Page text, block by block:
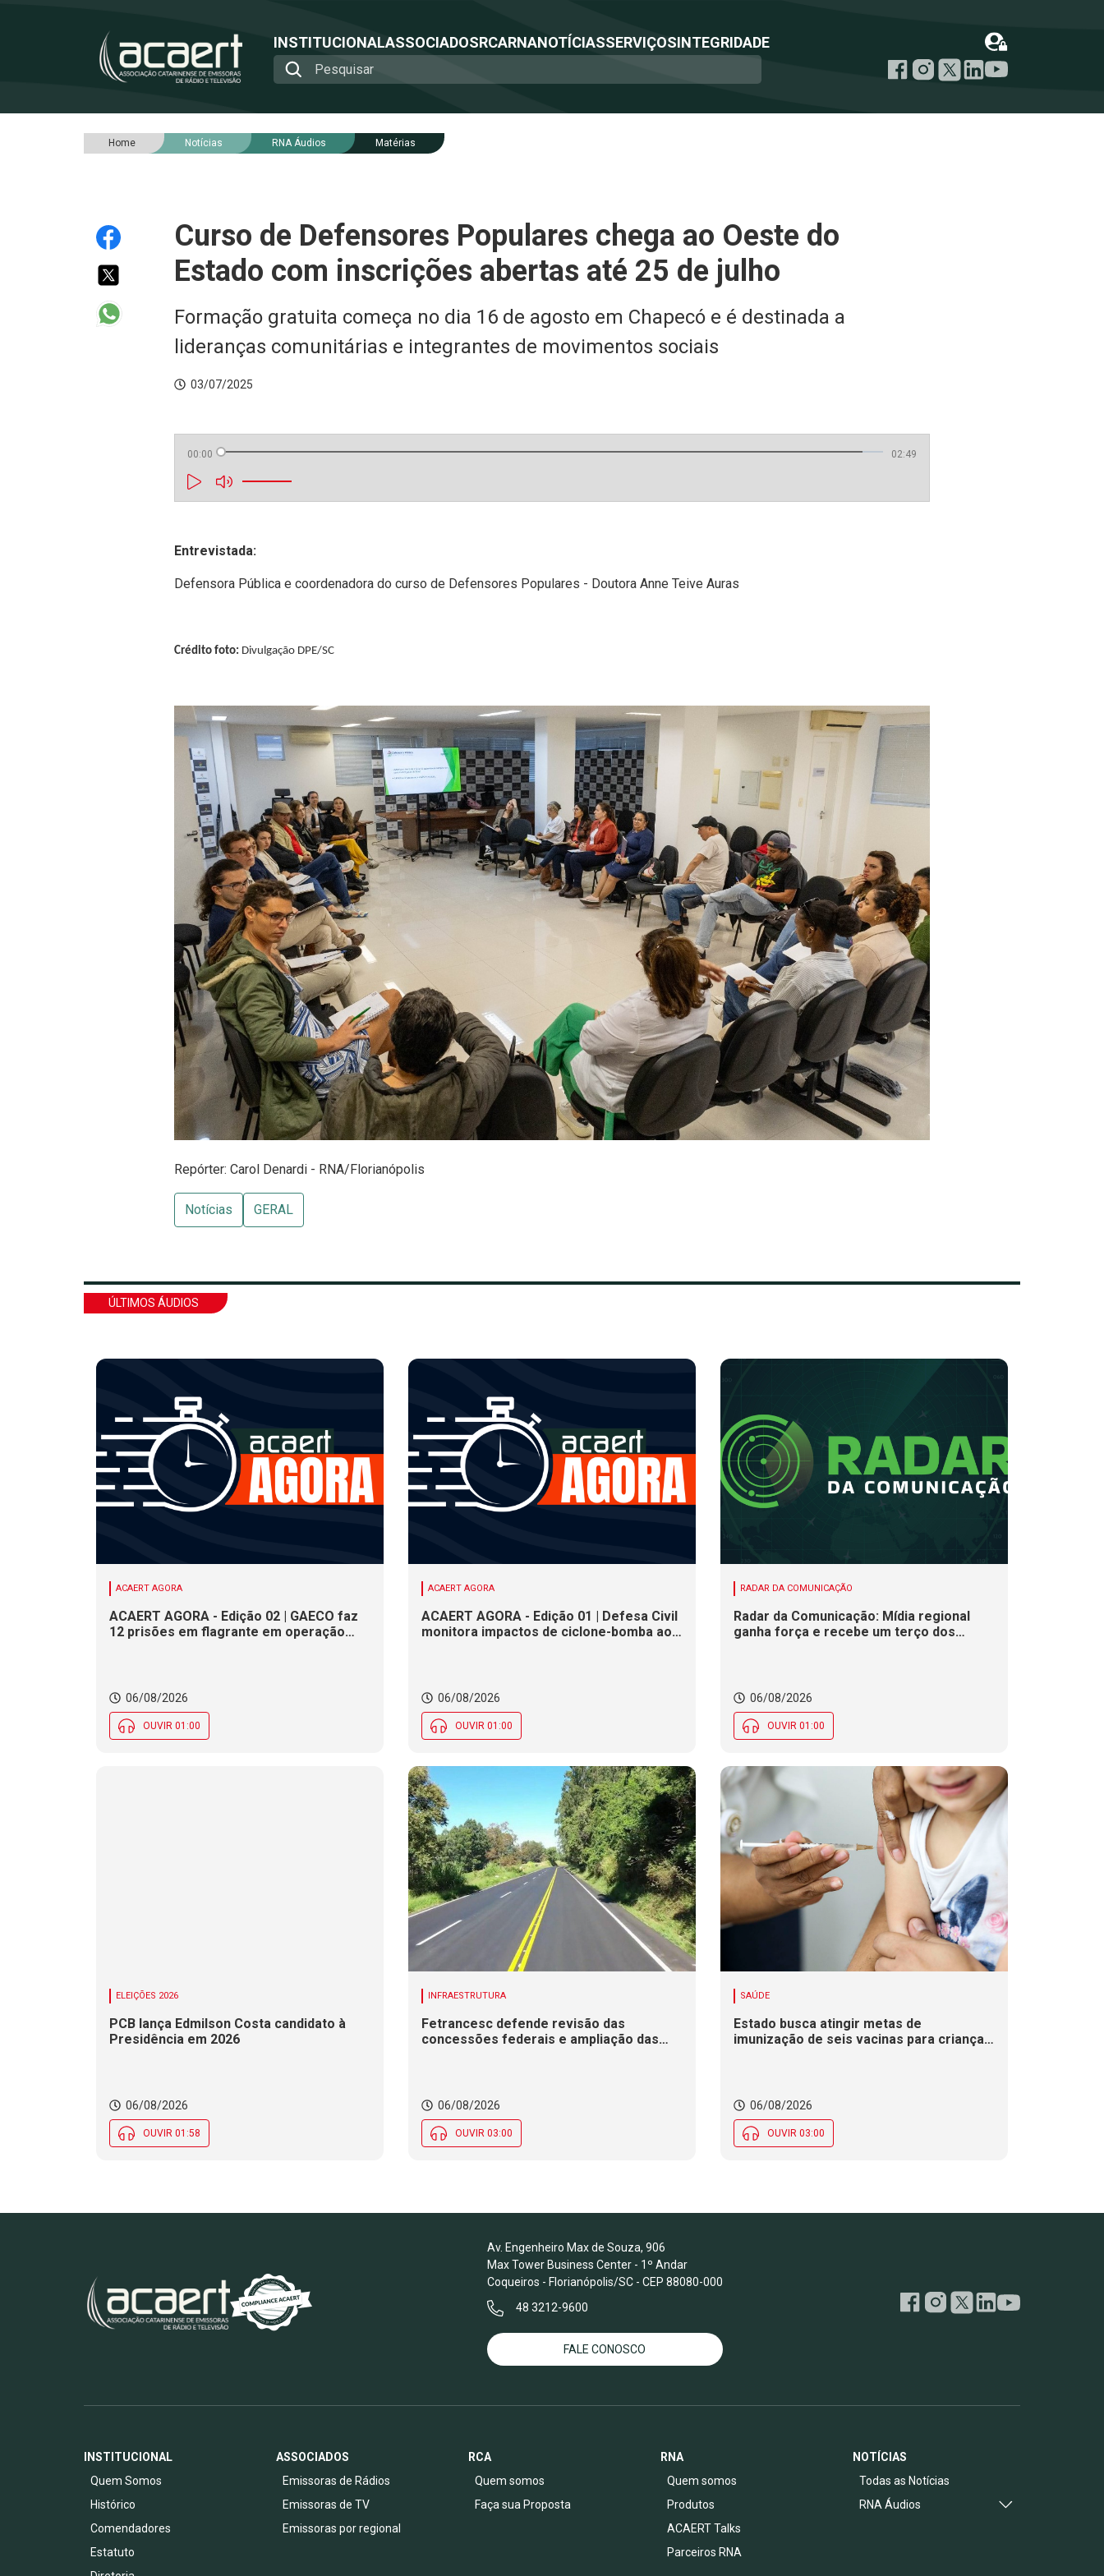
INSTITUCIONALASSOCIADOSRCARNANOTÍCIASSERVIÇOSINTEGRIDADE
Home Notícias RNA Áudios Matérias
Curso de Defensores Populares chega ao Oeste do
Estado com inscrições abertas até 25 de julho
Formação gratuita começa no dia 16 de agosto em Chapecó e é destinada a
lideranças comunitárias e integrantes de movimentos sociais
03/07/2025
00:00 02:49
Entrevistada:
Defensora Pública e coordenadora do curso de Defensores Populares - Doutora Anne Teive Auras
Crédito foto: Divulgação DPE/SC
Repórter: Carol Denardi - RNA/Florianópolis
Notícias GERAL
ÚLTIMOS ÁUDIOS
ACAERT AGORA
ACAERT AGORA - Edição 02 | GAECO faz
12 prisões em flagrante em operação
Evento debate tendências da indústria
nacional de cerâmica em SC
06/08/2026
OUVIR 01:00
ACAERT AGORA
ACAERT AGORA - Edição 01 | Defesa Civil
monitora impactos de ciclone-bomba ao
encerra inscrições para processo
seletivo nesta quinta (6)
06/08/2026
OUVIR 01:00
RADAR DA COMUNICAÇÃO
Radar da Comunicação: Mídia regional
ganha força e recebe um terço dos
06/08/2026
OUVIR 01:00
ELEIÇÕES 2026
PCB lança Edmilson Costa candidato à
Presidência em 2026
06/08/2026
OUVIR 01:58
INFRAESTRUTURA
Fetrancesc defende revisão das
concessões federais e ampliação das
06/08/2026
OUVIR 03:00
SAÚDE
Estado busca atingir metas de
imunização de seis vacinas para crianças
06/08/2026
OUVIR 03:00
Av. Engenheiro Max de Souza, 906
Max Tower Business Center - 1º Andar
Coqueiros - Florianópolis/SC - CEP 88080-000
48 3212-9600
FALE CONOSCO
INSTITUCIONAL
Quem Somos
Histórico
Comendadores
Estatuto
ASSOCIADOS
Emissoras de Rádios
Emissoras de TV
Emissoras por regional
RCA
Quem somos
Faça sua Proposta
RNA
Quem somos
Produtos
ACAERT Talks
Parceiros RNA
NOTÍCIAS
Todas as Notícias
RNA Áudios